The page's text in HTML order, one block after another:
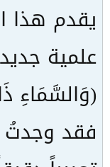
يقدم هذا
علمية
فقد وجدتُ